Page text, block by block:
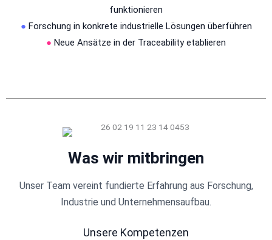
funktionieren
● Forschung in konkrete industrielle Lösungen überführen
● Neue Ansätze in der Traceability etablieren
Was wir mitbringen
Unser Team vereint fundierte Erfahrung aus Forschung,
Industrie und Unternehmensaufbau.
Unsere Kompetenzen